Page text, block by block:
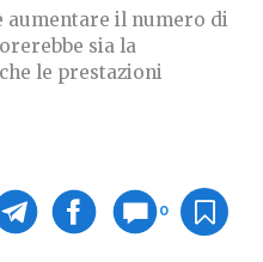
aumentare il numero di
sia la
le prestazioni
0